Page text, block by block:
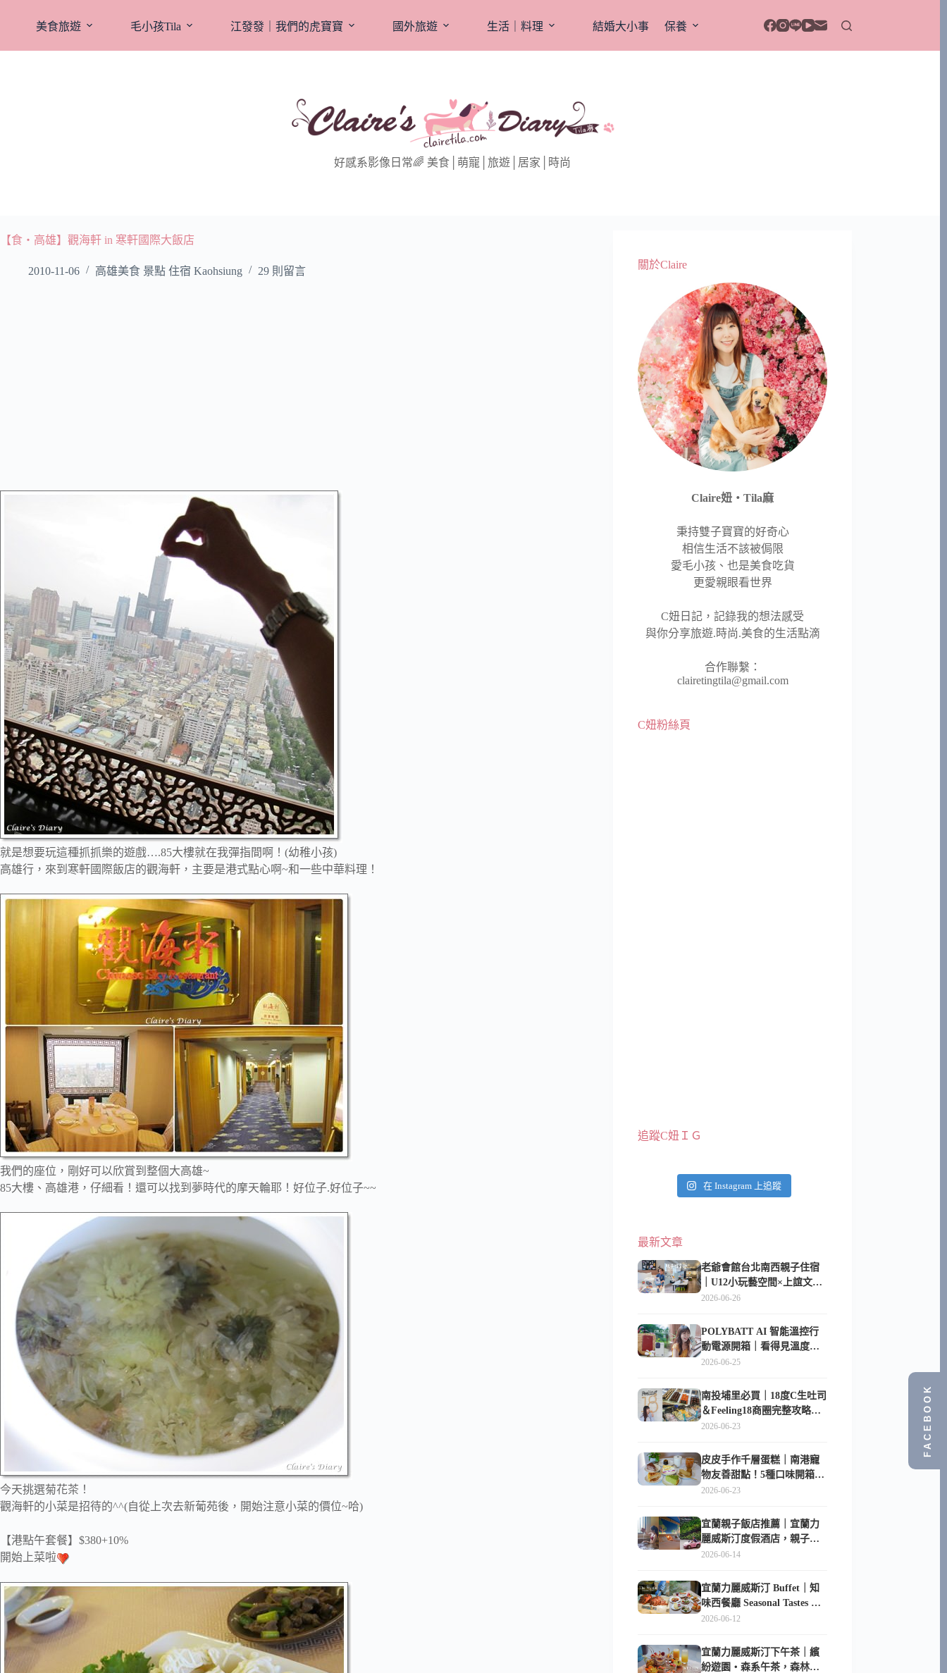
美食旅遊 毛小孩Tila 江發發｜我們的虎寶寶 國外旅遊 生活｜料理 結婚大小事 保養
好感系影像日常🌈 美食│萌寵│旅遊│居家│時尚
【食‧高雄】觀海軒 in 寒軒國際大飯店
2010-11-06 高雄美食 景點 住宿 Kaohsiung 29 則留言
就是想要玩這種抓抓樂的遊戲….85大樓就在我彈指間啊！(幼稚小孩)
高雄行，來到寒軒國際飯店的觀海軒，主要是港式點心啊~和一些中華料理！
我們的座位，剛好可以欣賞到整個大高雄~
85大樓、高雄港，仔細看！還可以找到夢時代的摩天輪耶！好位子.好位子~~
今天挑選菊花茶！
觀海軒的小菜是招待的^^(自從上次去新葡苑後，開始注意小菜的價位~哈)
【港點午套餐】$380+10%
開始上菜啦
關於Claire
Claire妞‧Tila麻
秉持雙子寶寶的好奇心
相信生活不該被侷限
愛毛小孩、也是美食吃貨
更愛親眼看世界
C妞日記，記錄我的想法感受
與你分享旅遊.時尚.美食的生活點滴
合作聯繫：
clairetingtila@gmail.com
C妞粉絲頁
追蹤C妞ＩＧ
在 Instagram 上追蹤
最新文章
老爺會館台北南西親子住宿
｜U12小玩藝空間×上誼文
化，暑假帶孩子這樣玩
2026-06-26
POLYBATT AI 智能溫控行
動電源開箱｜看得見溫度與
電量，外出更安心的
2026-06-25
南投埔里必買｜18度C生吐司
＆Feeling18商圈完整攻略，
在地人帶路這樣逛
2026-06-23
皮皮手作千層蛋糕｜南港寵
物友善甜點！5種口味開箱，
比Lady M便宜一半的台北隱
2026-06-23
宜蘭親子飯店推薦｜宜蘭力
麗威斯汀度假酒店，親子
房、Buffet、泳池、兒童俱樂
2026-06-14
宜蘭力麗威斯汀 Buffet｜知
味西餐廳 Seasonal Tastes 晚
餐早餐吃什麼？
2026-06-12
宜蘭力麗威斯汀下午茶｜繽
紛遊園・森系午茶，森林系
FACEBOOK